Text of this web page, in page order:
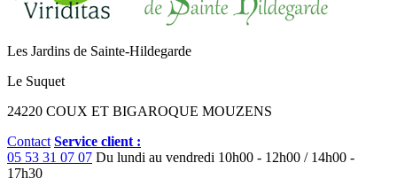
Les Jardins de Sainte-Hildegarde
Le Suquet
24220 COUX ET BIGAROQUE MOUZENS
Contact Service client :
05 53 31 07 07 Du lundi au vendredi 10h00 - 12h00 / 14h00 -
17h30